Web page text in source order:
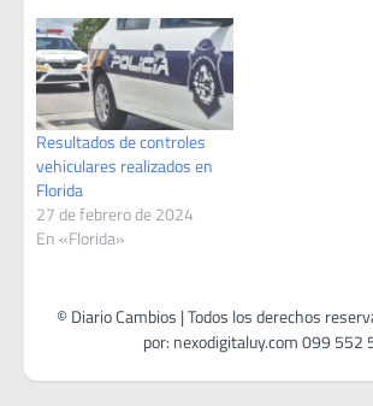
Resultados de controles
vehiculares realizados en
Florida
27 de febrero de 2024
En «Florida»